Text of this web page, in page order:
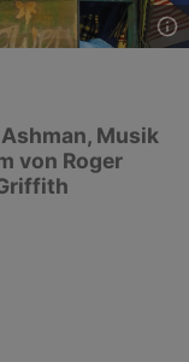
Musik
von Roger